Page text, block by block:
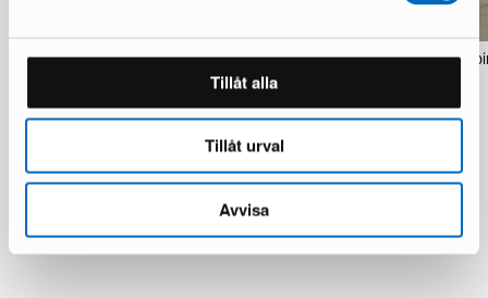
Tillåt alla
Tillåt urval
Avvisa
Matting Jobmate Mini pöytä / työtaso
130 € 254 €
Matting Choice tuoli
136 € 246 €